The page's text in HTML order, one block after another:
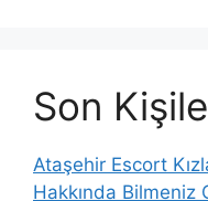
Son
Ataşehir Escort
Hakkında Bilmeniz